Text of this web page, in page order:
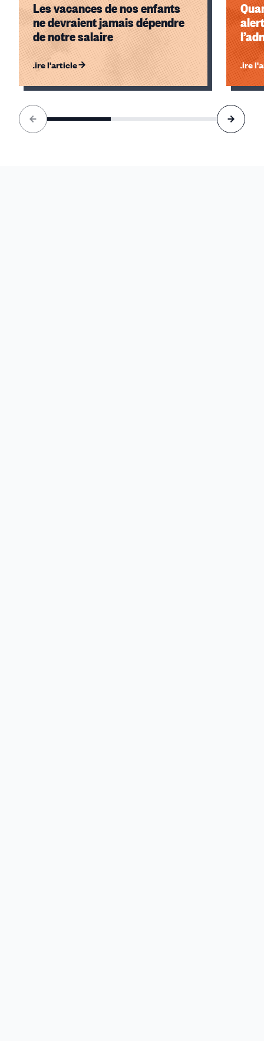
Les vacances de nos enfants
ne devraient jamais dépendre
de notre salaire
Lire l'article Lire